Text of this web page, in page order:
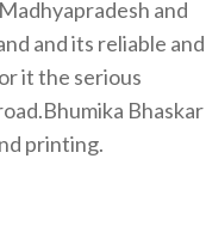
and
and its reliable and
it the serious
Bhaskar
printing.